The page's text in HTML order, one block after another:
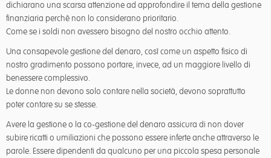
dichiarano una scarsa attenzione ad approfondire il tema della gestione
finanziaria perché non lo considerano prioritario.
Come se i soldi non avessero bisogno del nostro occhio attento.
Una consapevole gestione del denaro, così come un aspetto fisico di
nostro gradimento possono portare, invece, ad un maggiore livello di
benessere complessivo.
Le donne non devono solo contare nella società, devono soprattutto
poter contare su se stesse.
Avere la gestione o la co-gestione del denaro assicura di non dover
subire ricatti o umiliazioni che possono essere inferte anche attraverso le
parole. Essere dipendenti da qualcuno per una piccola spesa personale